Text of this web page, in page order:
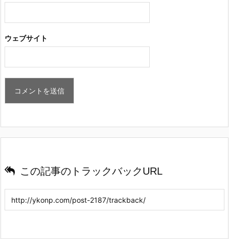
ウェブサイト
この記事のトラックバックURL